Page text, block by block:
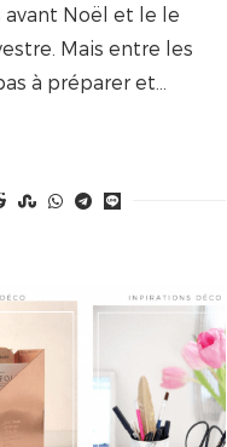
avant Noël et le le
Mais entre les
à préparer et…